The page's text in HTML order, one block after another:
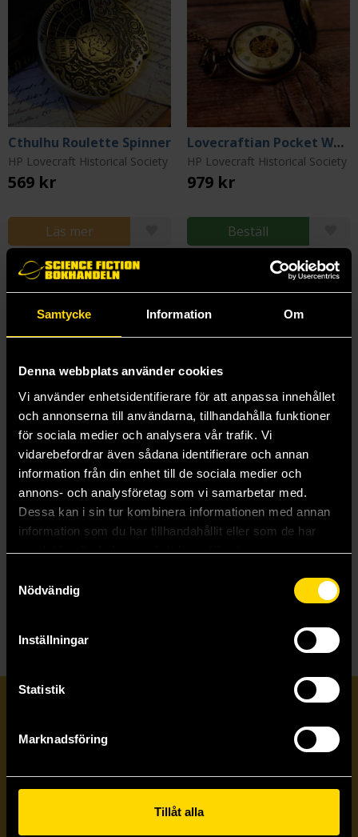
Samtycke Information Om
Denna webbplats använder cookies
Vi använder enhetsidentifierare för att anpassa innehållet
och annonserna till användarna, tillhandahålla funktioner
för sociala medier och analysera vår trafik. Vi
vidarebefordrar även sådana identifierare och annan
information från din enhet till de sociala medier och
annons- och analysföretag som vi samarbetar med.
Dessa kan i sin tur kombinera informationen med annan
information som du har tillhandahållit eller som de har
samlat in när du har använt deras tjänster.
Nödvändig
Inställningar
Statistik
Marknadsföring
Tillåt alla
Cthulhu Roulette Spinner
HP Lovecraft Historical Society
569 kr
Läs mer
Lovecraftian Pocket Watch (mechanical)
HP Lovecraft Historical Society
979 kr
Beställ
Sanity Coin
HP Lovecraft Historical Society
17 kr
Beställ
HP Lovecraft Historical Society
199 kr
Prenumerera på vårt nyhetsbrev